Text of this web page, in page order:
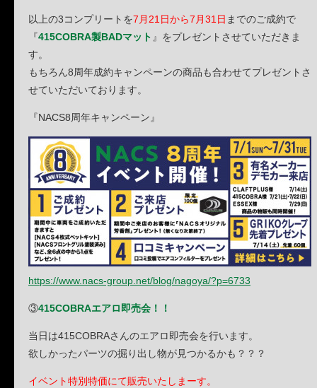
以上の3コンプリートを7月21日から7月31日 までのご成約で
『415COBRA製BADマット 』をプレゼントさせていただきま
す。
もちろん8周年成約キャンペーンの商品も合わせてプレゼントさ
せていただいております。
『NACS8周年キャンペーン』
https://www.nacs-group.net/blog/nagoya/?p=6733
③415COBRAエアロ即売会！！
当日は415COBRAさんのエアロ即売会を行います。
欲しかったパーツの掘り出し物が見つかるかも？？？
イベント特別特価にて販売いたしまーす。